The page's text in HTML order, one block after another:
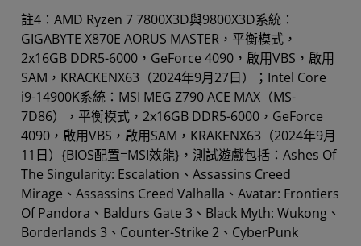
註4：AMD Ryzen 7 7800X3D與9800X3D系統：
GIGABYTE X870E AORUS MASTER，平衡模式，
2x16GB DDR5-6000，GeForce 4090，啟用VBS，啟用
SAM，KRACKENX63（2024年9月27日）；Intel Core
i9-14900K系統：MSI MEG Z790 ACE MAX（MS-
7D86），平衡模式，2x16GB DDR5-6000，GeForce
4090，啟用VBS，啟用SAM，KRAKENX63（2024年9月
11日）{BIOS配置=MSI效能}，測試遊戲包括：Ashes Of
The Singularity: Escalation、Assassins Creed
Mirage、Assassins Creed Valhalla、Avatar: Frontiers
Of Pandora、Baldurs Gate 3、Black Myth: Wukong、
Borderlands 3、Counter-Strike 2、CyberPunk